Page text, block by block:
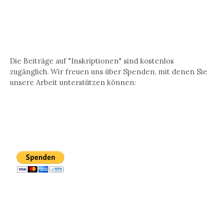
Die Beiträge auf "Inskriptionen" sind kostenlos
zugänglich. Wir freuen uns über Spenden, mit denen Sie
unsere Arbeit unterstützen können: